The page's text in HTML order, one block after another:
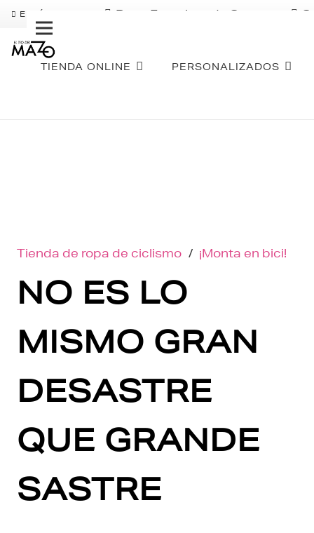
ENVÍO GRATIS Pago Fraccionado Sequra
TIENDA ONLINE PERSONALIZADOS
Tienda de ropa de ciclismo / ¡Monta en bici!
NO ES LO
MISMO GRAN
DESASTRE
QUE GRANDE
SASTRE